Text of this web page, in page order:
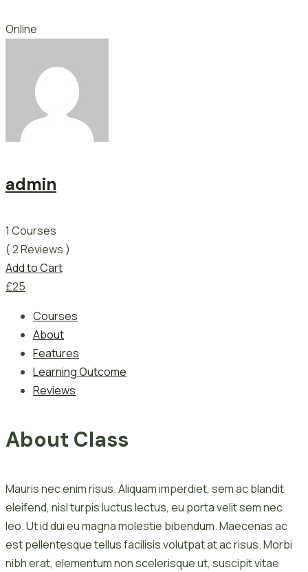
Online
admin
1 Courses
( 2 Reviews )
Add to Cart
£25
Courses
About
Features
Learning Outcome
Reviews
About Class
Mauris nec enim risus. Aliquam imperdiet, sem ac blandit
eleifend, nisl turpis luctus lectus, eu porta velit sem nec
leo. Ut id dui eu magna molestie bibendum. Maecenas ac
est pellentesque tellus facilisis volutpat at ac risus. Morbi
nibh erat, elementum non scelerisque ut, suscipit vitae